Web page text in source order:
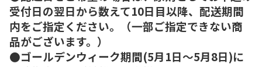
受付日の翌日から数えて10日目以降、配送期間
内をご指定ください。（一部ご指定できない商
品がございます。）
●ゴールデンウィーク期間(5月1日～5月8日)に